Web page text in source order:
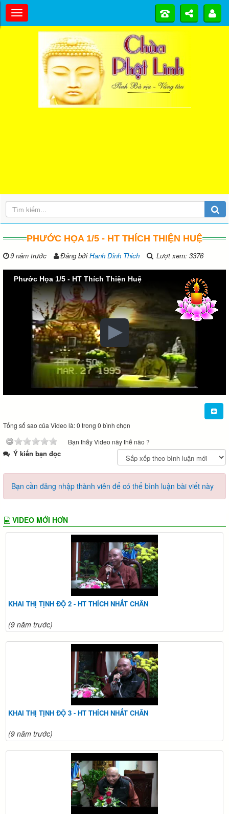
PHƯỚC HỌA 1/5 - HT THÍCH THIỆN HUỆ
9 năm trước Đăng bởiHanh Dinh Thich Lượt xem: 3376
Phước Họa 1/5 - HT Thích Thiện Huệ
Tổng số sao của Video là: 0 trong 0 bình chọn
Bạn thấy Video này thế nào ?
Ý kiến bạn đọc
Bạn cần đăng nhập thành viên để có thể bình luận bài viết này
VIDEO MỚI HƠN
KHAI THỊ TỊNH ĐỘ 2 - HT THÍCH NHẤT CHÂN
(9 năm trước)
KHAI THỊ TỊNH ĐỘ 3 - HT THÍCH NHẤT CHÂN
(9 năm trước)